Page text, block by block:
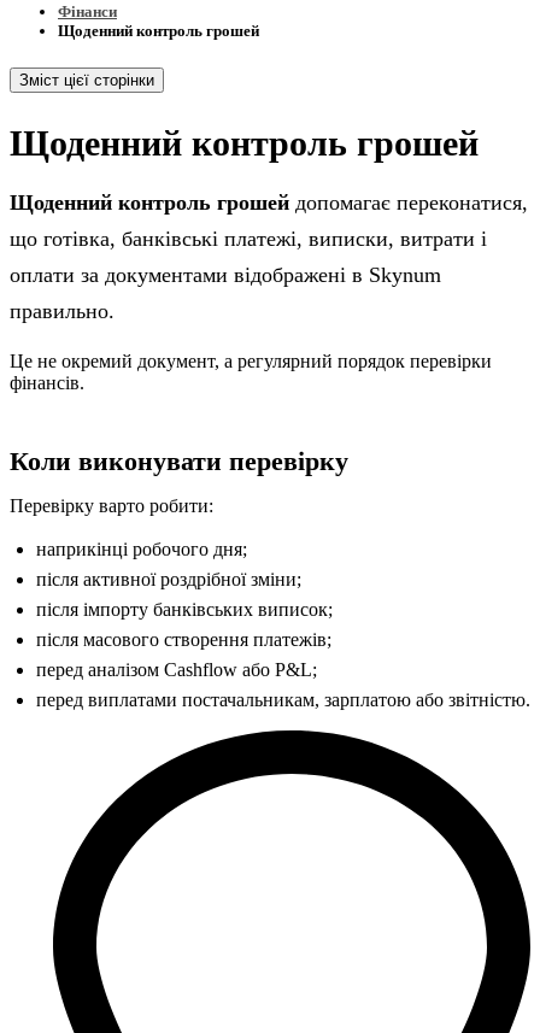
Фінанси
Щоденний контроль грошей
Зміст цієї сторінки
Щоденний контроль грошей
Щоденний контроль грошей допомагає переконатися,
що готівка, банківські платежі, виписки, витрати і
оплати за документами відображені в Skynum
правильно.
Це не окремий документ, а регулярний порядок перевірки
фінансів.
Коли виконувати перевірку
Перевірку варто робити:
наприкінці робочого дня;
після активної роздрібної зміни;
після імпорту банківських виписок;
після масового створення платежів;
перед аналізом Cashflow або P&L;
перед виплатами постачальникам, зарплатою або звітністю.